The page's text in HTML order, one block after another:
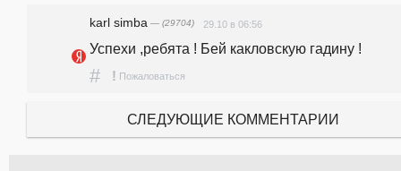
karl simba — (29704) 29.10 в 06:56
Успехи ,ребята ! Бей какловскую гадину !
# ! Пожаловаться
СЛЕДУЮЩИЕ КОММЕНТАРИИ